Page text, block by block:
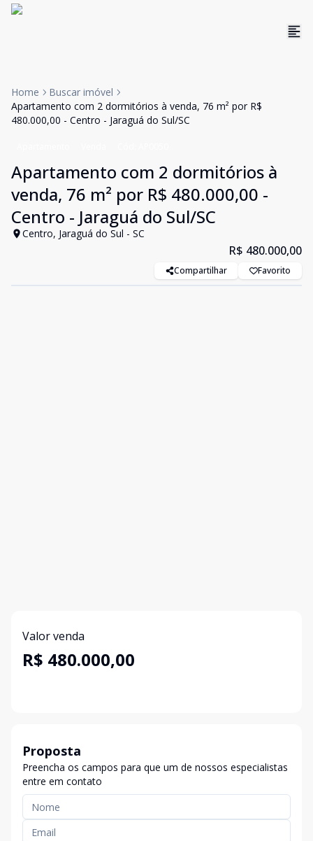
Home
Buscar imóvel
Apartamento com 2 dormitórios à venda, 76 m² por R$
480.000,00 - Centro - Jaraguá do Sul/SC
Apartamento com 2 dormitórios à
venda, 76 m² por R$ 480.000,00 -
Centro - Jaraguá do Sul/SC
Centro, Jaraguá do Sul - SC
R$ 480.000,00
Compartilhar Favorito
Valor venda
R$ 480.000,00
Proposta
Preencha os campos para que um de nossos especialistas
entre em contato